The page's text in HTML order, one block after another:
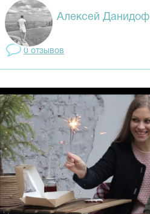
Алексей Данидоф
0 отзывов